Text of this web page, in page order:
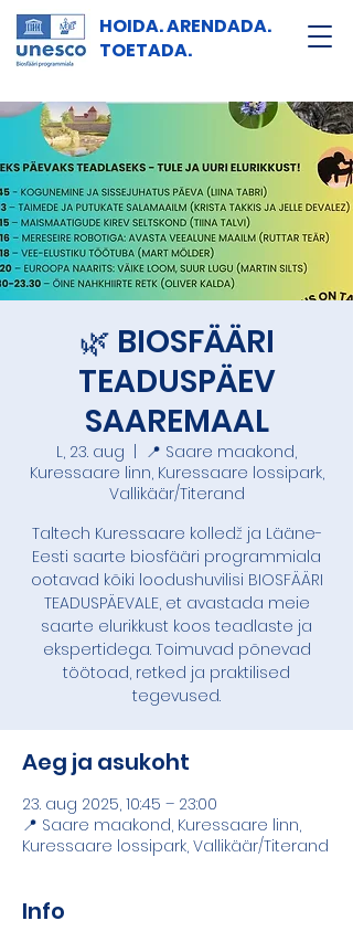
HOIDA. ARENDADA.
TOETADA.
🌿 BIOSFÄÄRI
TEADUSPÄEV
SAAREMAAL
L, 23. aug
📍 Saare maakond,
Kuressaare linn, Kuressaare lossipark,
Vallikäär/Titerand
Taltech Kuressaare kolledž ja Lääne-
Eesti saarte biosfääri programmiala
ootavad kõiki loodushuvilisi BIOSFÄÄRI
TEADUSPÄEVALE, et avastada meie
saarte elurikkust koos teadlaste ja
ekspertidega. Toimuvad põnevad
töötoad, retked ja praktilised
tegevused.
Aeg ja asukoht
23. aug 2025, 10:45 – 23:00
📍 Saare maakond, Kuressaare linn,
Kuressaare lossipark, Vallikäär/Titerand
Info